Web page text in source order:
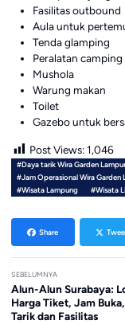
Fasilitas outbound
Aula untuk
Tenda glamping
Peralatan camping
Mushola
Warung makan
Toilet
Gazebo untuk
Post Views: 1,046
#Daya tarik Wira Garden
#Jam Operasional Wira Garden
#Wisata Lampung
#Wisata
Share
SEBELUMNYA
Alun-Alun Surabaya:
Harga Tiket, Jam
Tarik dan Fasilitas